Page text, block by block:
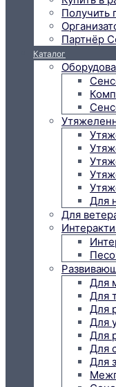
Получить
Партнёр
Каталог
Для
Для
Для
Для
Для
Для
Для
Для
Для